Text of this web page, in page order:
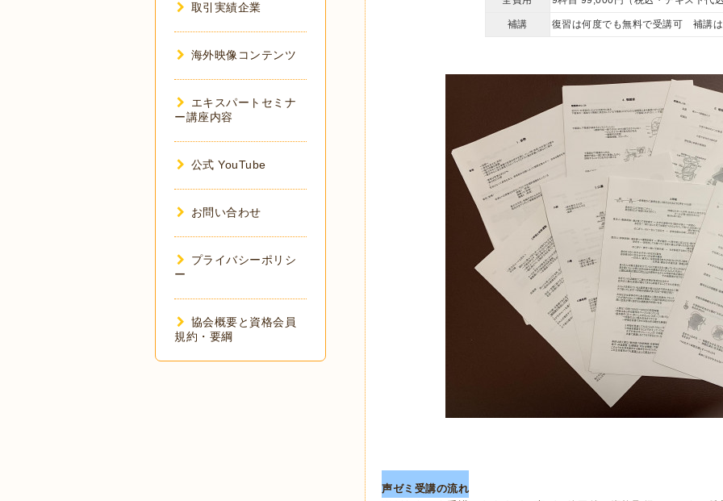
補講 復習は何度でも無料で受講可 補講
声ゼミ受講の流れ
取引実績企業
海外映像コンテンツ
エキスパートセミナ
ー講座内容
公式 YouTube
お問い合わせ
プライバシーポリシ
ー
協会概要と資格会員
規約・要綱